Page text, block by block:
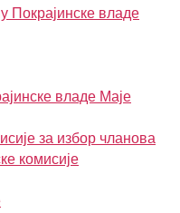
Покрајинске владе
владе Маје
за избор чланова
комисије